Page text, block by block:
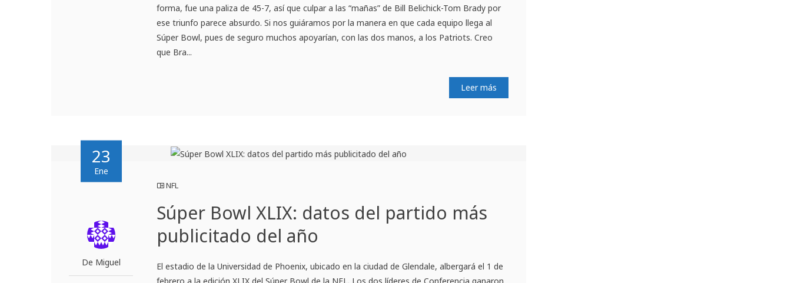
forma, fue una paliza de 45-7, así que culpar a las “mañas” de Bill Belichick-Tom Brady por
ese triunfo parece absurdo. Si nos guiáramos por la manera en que cada equipo llega al
Súper Bowl, pues de seguro muchos apoyarían, con las dos manos, a los Patriots. Creo
que Bra...
Leer más
23
Ene
De Miguel
NFL
Súper Bowl XLIX: datos del partido más
publicitado del año
El estadio de la Universidad de Phoenix, ubicado en la ciudad de Glendale, albergará el 1 de